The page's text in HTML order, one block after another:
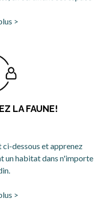
>
LA FAUNE!
dessous et apprenez
un habitat dans n'importe
>